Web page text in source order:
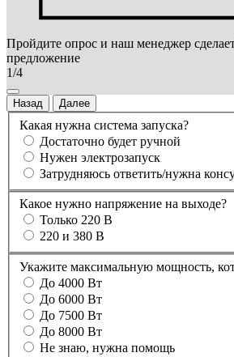
Пройдите опрос и наш менеджер
предложение
1/4
Назад Далее
Какая нужна система запуска?
Достаточно будет ручной
Нужен электрозапуск
Затрудняюсь ответить/нужна
Какое нужно напряжение на выходе?
Только 220 В
220 и 380 В
Укажите максимальную мощность,
До 4000 Вт
До 6000 Вт
До 7500 Вт
До 8000 Вт
Не знаю, нужна помощь